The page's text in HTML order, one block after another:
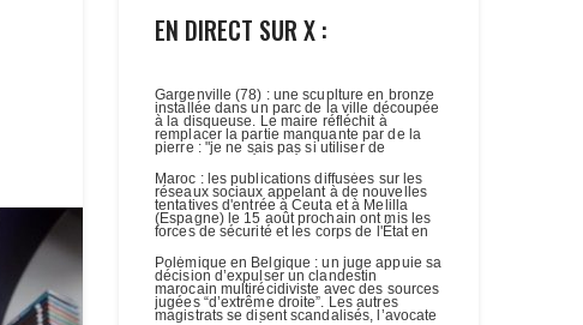
EN DIRECT SUR X :